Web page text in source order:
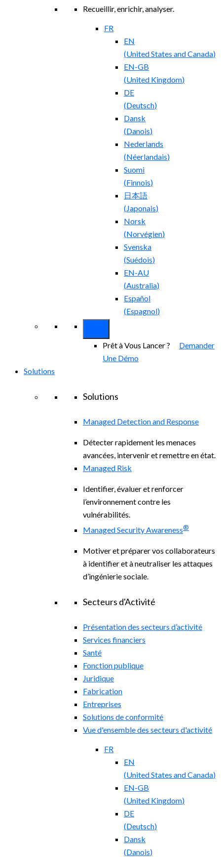
Recueillir, enrichir, analyser.
FR
EN
(United States and Canada)
EN-GB
(United Kingdom)
DE
(Deutsch)
Dansk
(Danois)
Nederlands
(Néerlandais)
Suomi
(Finnois)
日本語
(Japonais)
Norsk
(Norvégien)
Svenska
(Suédois)
EN-AU
(Australia)
Español
(Espagnol)
Prêt à Vous Lancer ? Demander
Une Démo
Solutions
Solutions
Managed Detection and Response
Détecter rapidement les menaces
avancées, intervenir et remettre en état.
Managed Risk
Identifier, évaluer et renforcer
l’environnement contre les
vulnérabilités.
Managed Security Awareness®
Motiver et préparer vos collaborateurs
à identifier et à neutraliser les attaques
d’ingénierie sociale.
Secteurs d'Activité
Présentation des secteurs d’activité
Services financiers
Santé
Fonction publique
Juridique
Fabrication
Entreprises
Solutions de conformité
Vue d'ensemble des secteurs d'activité
FR
EN
(United States and Canada)
EN-GB
(United Kingdom)
DE
(Deutsch)
Dansk
(Danois)